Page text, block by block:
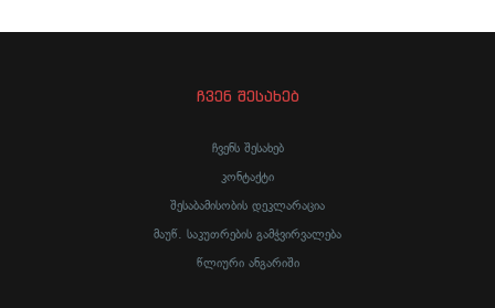
ჩვენ შესახებ
ჩვენს შესახებ
კონტაქტი
შესაბამისობის დეკლარაცია
მაუწ. საკუთრების გამჭვირვალება
წლიური ანგარიში